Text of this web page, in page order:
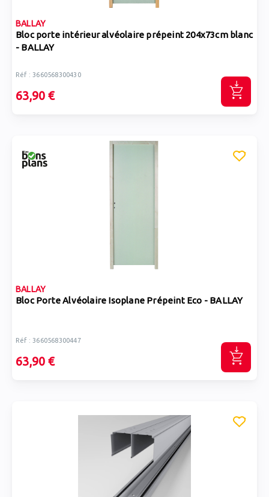
BALLAY
Bloc porte intérieur alvéolaire prépeint 204x73cm blanc
- BALLAY
Réf : 3660568300430
63,90 €
BALLAY
Bloc Porte Alvéolaire Isoplane Prépeint Eco - BALLAY
Réf : 3660568300447
63,90 €